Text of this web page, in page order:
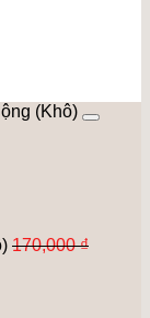
(Khô)
170,000₫